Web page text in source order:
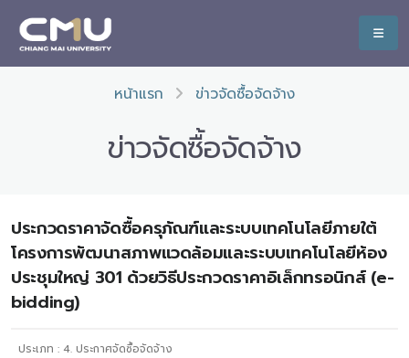
หน้าแรก ข่าวจัดซื้อจัดจ้าง
ข่าวจัดซื้อจัดจ้าง
ประกวดราคาจัดซื้อครุภัณฑ์และระบบเทคโนโลยีภายใต้
โครงการพัฒนาสภาพแวดล้อมและระบบเทคโนโลยีห้อง
ประชุมใหญ่ 301 ด้วยวิธีประกวดราคาอิเล็กทรอนิกส์ (e-
bidding)
ประเภท : 4. ประกาศจัดซื้อจัดจ้าง